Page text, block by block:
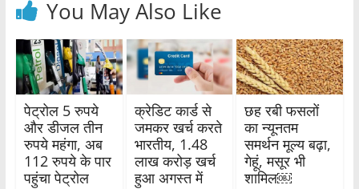
You May Also Like
पेट्रोल 5 रुपये
और डीजल तीन
रुपये महंगा, अब
112 रुपये के पार
पहुंचा पेट्रोल
क्रेडिट कार्ड से
जमकर खर्च करते
भारतीय, 1.48
लाख करोड़ खर्च
हुआ अगस्त में
छह रबी फसलों
का न्यूनतम
समर्थन मूल्य बढ़ा,
गेहूं, मसूर भी
शामिल￼